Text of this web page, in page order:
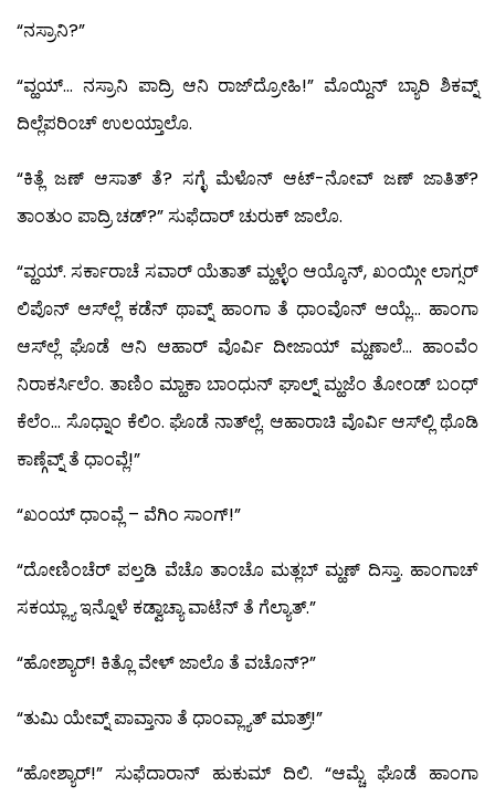
“ನಸ್ರಾನಿ?”
“ವ್ಹಯ್… ನಸ್ರಾನಿ ಪಾದ್ರಿ ಆನಿ ರಾಜ್‍ದ್ರೋಹಿ!” ಮೊಯ್ದಿನ್ ಬ್ಯಾರಿ ಶಿಕವ್ನ್
ದಿಲ್ಲೆಪರಿಂಚ್ ಉಲಯ್ತಾಲೊ.
“ಕಿತ್ಲೆ ಜಣ್ ಆಸಾತ್ ತೆ? ಸಗ್ಳೆ ಮೆಳೊನ್ ಆಟ್-ನೋವ್ ಜಣ್ ಜಾತಿತ್?
ತಾಂತುಂ ಪಾದ್ರಿ ಚಡ್?” ಸುಫೆದಾರ್ ಚುರುಕ್ ಜಾಲೊ.
“ವ್ಹಯ್. ಸರ್ಕಾರಾಚೆ ಸವಾರ್ ಯೆತಾತ್ ಮ್ಹಳ್ಳೆಂ ಆಯ್ಕೊನ್, ಖಂಯ್ಗೀ ಲಾಗ್ಸರ್
ಲಿಪೊನ್ ಆಸ್‍ಲ್ಲೆ ಕಡೆನ್ ಥಾವ್ನ್ ಹಾಂಗಾ ತೆ ಧಾಂವೊನ್ ಆಯ್ಲೆ… ಹಾಂಗಾ
ಆಸ್‍ಲ್ಲೆ ಘೊಡೆ ಆನಿ ಆಹಾರ್ ವೊರ್ವಿ ದೀಜಾಯ್ ಮ್ಹಣಾಲೆ… ಹಾಂವೆಂ
ನಿರಾಕರ್ಸಿಲೆಂ. ತಾಣಿಂ ಮ್ಹಾಕಾ ಬಾಂಧುನ್ ಘಾಲ್ನ್ ಮ್ಹಜೆಂ ತೋಂಡ್ ಬಂಧ್
ಕೆಲೆಂ… ಸೊಧ್ನಾಂ ಕೆಲಿಂ. ಘೊಡೆ ನಾತ್‍ಲ್ಲೆ. ಆಹಾರಾಚಿ ವೊರ್ವಿ ಆಸ್‍ಲ್ಲಿ ಥೊಡಿ
ಕಾಣ್ಗೆವ್ನ್ ತೆ ಧಾಂವ್ಲೆ!”
“ಖಂಯ್ ಧಾಂವ್ಲೆ – ವೆಗಿಂ ಸಾಂಗ್!”
“ದೋಣಿಂಚೆರ್ ಪಲ್ತಡಿ ವೆಚೊ ತಾಂಚೊ ಮತ್ಲಬ್ ಮ್ಹಣ್ ದಿಸ್ತಾ. ಹಾಂಗಾಚ್
ಸಕಯ್ಲ್ಯಾ ಇನ್ನೊಳೆ ಕಡ್ವಾಚ್ಯಾ ವಾಟೆನ್ ತೆ ಗೆಲ್ಯಾತ್.”
“ಹೋಶ್ಯಾರ್! ಕಿತ್ಲೊ ವೇಳ್ ಜಾಲೊ ತೆ ವಚೊನ್?”
“ತುಮಿ ಯೇವ್ನ್ ಪಾವ್ತಾನಾ ತೆ ಧಾಂವ್ಲ್ಯಾತ್ ಮಾತ್ರ್!”
“ಹೋಶ್ಯಾರ್!” ಸುಫೆದಾರಾನ್ ಹುಕುಮ್ ದಿಲಿ. “ಆಮ್ಚೆ ಘೊಡೆ ಹಾಂಗಾ